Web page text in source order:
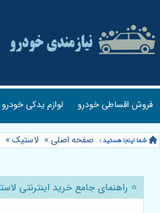
فروش اقساطی خودرو لوازم یدکی خودرو
صفحه اصلی » لاستیک»
⭐️ راهنمای جامع خرید اینترنتی